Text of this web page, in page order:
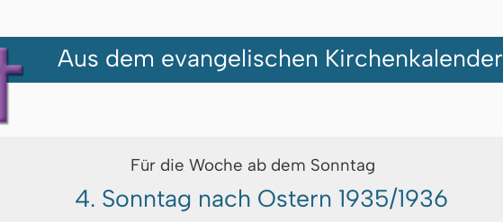
Aus dem evangelischen Kirchenkalender
Für die Woche ab dem Sonntag
4. Sonntag nach Ostern 1935/1936